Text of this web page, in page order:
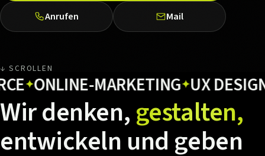
Anrufen Mail
↓ SCROLLEN
ONLINE-MARKETING✦UX DESIGN✦
Wirdenken,gestalten,
entwickeln und geben